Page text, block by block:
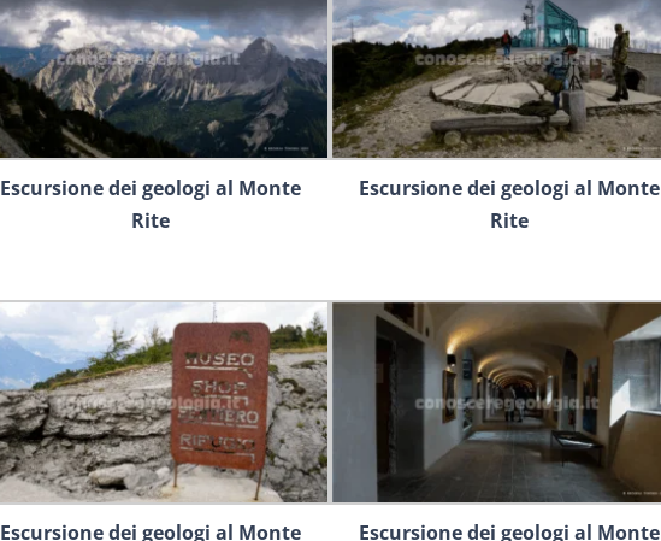
Escursione dei geologi al Monte
Rite
Escursione dei geologi al Monte
Rite
Escursione dei geologi al Monte Escursione dei geologi al Monte